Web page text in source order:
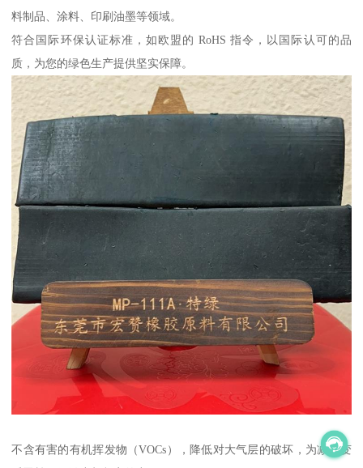
料制品、涂料、印刷油墨等领域。
符合国际环保认证标准，如欧盟的 RoHS 指令，以国际认可的品
质，为您的绿色生产提供坚实保障。
不含有害的有机挥发物（VOCs），降低对大气层的破坏，为减缓变